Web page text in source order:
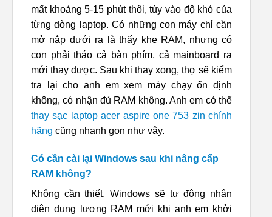
mất khoảng 5-15 phút thôi, tùy vào độ khó của
từng dòng laptop. Có những con máy chỉ cần
mở nắp dưới ra là thấy khe RAM, nhưng có
con phải tháo cả bàn phím, cả mainboard ra
mới thay được. Sau khi thay xong, thợ sẽ kiểm
tra lại cho anh em xem máy chạy ổn định
không, có nhận đủ RAM không. Anh em có thể
thay sạc laptop acer aspire one 753 zin chính
hãng cũng nhanh gọn như vậy.
Có cần cài lại Windows sau khi nâng cấp
RAM không?
Không cần thiết. Windows sẽ tự động nhận
diện dung lượng RAM mới khi anh em khởi